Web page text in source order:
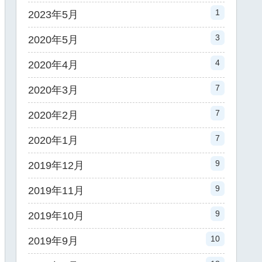
2023年5月 1
2020年5月 3
2020年4月 4
2020年3月 7
2020年2月 7
2020年1月 7
2019年12月 9
2019年11月 9
2019年10月 9
2019年9月 10